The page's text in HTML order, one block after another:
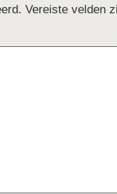
Vereiste velden